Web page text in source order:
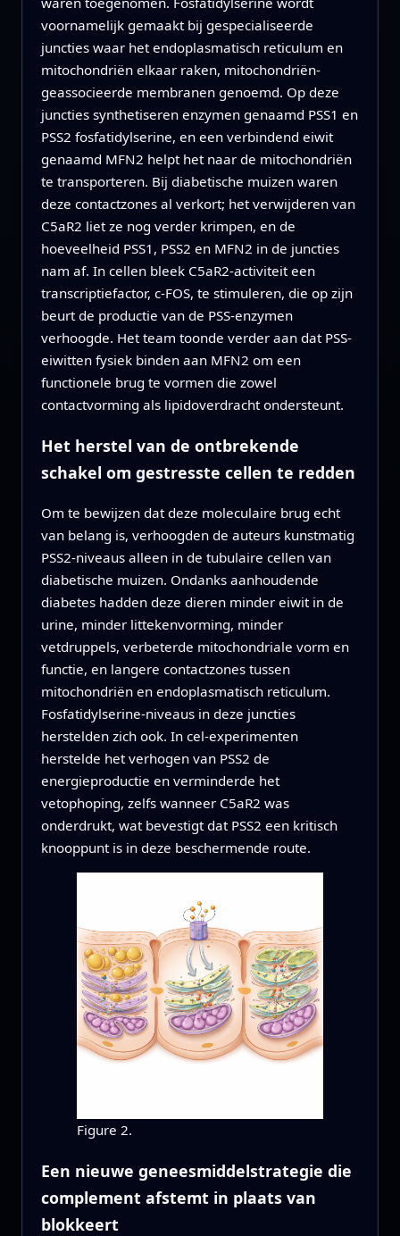
voornamelijk gemaakt bij gespecialiseerde
juncties waar het endoplasmatisch reticulum en
mitochondriën elkaar raken, mitochondriën-
geassocieerde membranen genoemd. Op deze
juncties synthetiseren enzymen genaamd PSS1 en
PSS2 fosfatidylserine, en een verbindend eiwit
genaamd MFN2 helpt het naar de mitochondriën
te transporteren. Bij diabetische muizen waren
deze contactzones al verkort; het verwijderen van
C5aR2 liet ze nog verder krimpen, en de
hoeveelheid PSS1, PSS2 en MFN2 in de juncties
nam af. In cellen bleek C5aR2-activiteit een
transcriptiefactor, c-FOS, te stimuleren, die op zijn
beurt de productie van de PSS-enzymen
verhoogde. Het team toonde verder aan dat PSS-
eiwitten fysiek binden aan MFN2 om een
functionele brug te vormen die zowel
contactvorming als lipidoverdracht ondersteunt.
Het herstel van de ontbrekende
schakel om gestresste cellen te redden
Om te bewijzen dat deze moleculaire brug echt
van belang is, verhoogden de auteurs kunstmatig
PSS2-niveaus alleen in de tubulaire cellen van
diabetische muizen. Ondanks aanhoudende
diabetes hadden deze dieren minder eiwit in de
urine, minder littekenvorming, minder
vetdruppels, verbeterde mitochondriale vorm en
functie, en langere contactzones tussen
mitochondriën en endoplasmatisch reticulum.
Fosfatidylserine-niveaus in deze juncties
herstelden zich ook. In cel-experimenten
herstelde het verhogen van PSS2 de
energieproductie en verminderde het
vetophoping, zelfs wanneer C5aR2 was
onderdrukt, wat bevestigt dat PSS2 een kritisch
knooppunt is in deze beschermende route.
Figure 2.
Een nieuwe geneesmiddelstrategie die
complement afstemt in plaats van
blokkeert